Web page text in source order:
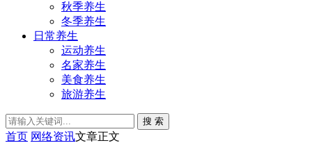
秋季养生
冬季养生
日常养生
运动养生
名家养生
美食养生
旅游养生
搜 索
首页 网络资讯文章正文